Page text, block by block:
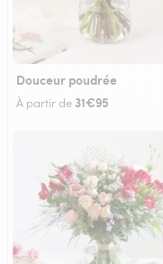
Douceur poudrée
À partir de 31€95